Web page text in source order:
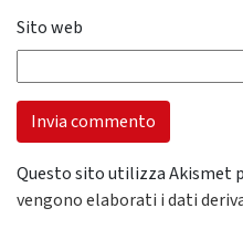
Sito web
Questo sito utilizza Akismet
vengono elaborati i dati